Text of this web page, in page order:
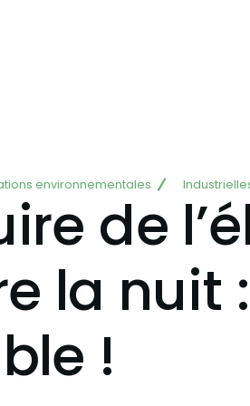
environnementales
de
la nuit
!